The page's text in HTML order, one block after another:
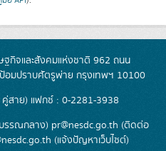
กิจและสังคมแห่งชาติ 962 ถนน
อมปราบศัตรูพ่าย กรุงเทพฯ 10100
สาย) แฟกซ์ : 0-2281-3938
รรณกลาง) pr@nesdc.go.th (ติดต่อ
(แจ้งปัญหาเว็บไซต์)